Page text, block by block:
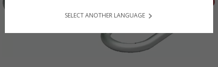
SELECT ANOTHER LANGUAGE